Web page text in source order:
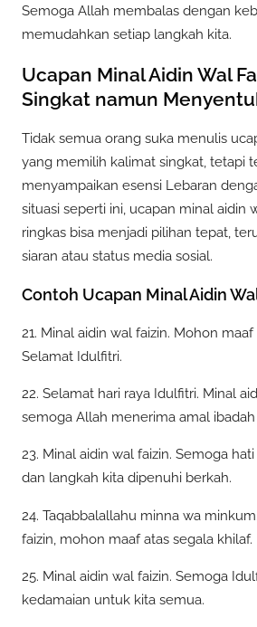
Semoga Allah membalas dengan
memudahkan setiap langkah kita.
Ucapan Minal Aidin Wal
Singkat namun
Tidak semua orang suka menulis
yang memilih kalimat singkat, tetapi
menyampaikan esensi Lebaran
situasi seperti ini, ucapan minal aidin
ringkas bisa menjadi pilihan tepat,
siaran atau status media sosial.
Contoh Ucapan Minal Aidin
21. Minal aidin wal faizin. Mohon
Selamat Idulfitri.
22. Selamat hari raya Idulfitri. Minal
semoga Allah menerima amal ibadah
23. Minal aidin wal faizin. Semoga
dan langkah kita dipenuhi berkah.
24. Taqabbalallahu minna wa
faizin, mohon maaf atas segala khilaf.
25. Minal aidin wal faizin. Semoga
kedamaian untuk kita semua.